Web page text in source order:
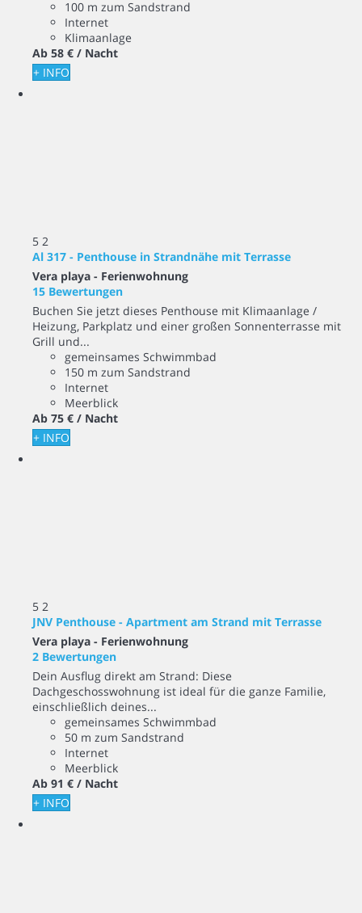
100 m zum Sandstrand
Internet
Klimaanlage
Ab 58 € / Nacht
+ INFO
5 2
Al 317 - Penthouse in Strandnähe mit Terrasse
Vera playa - Ferienwohnung
15 Bewertungen
Buchen Sie jetzt dieses Penthouse mit Klimaanlage /
Heizung, Parkplatz und einer großen Sonnenterrasse mit
Grill und...
gemeinsames Schwimmbad
150 m zum Sandstrand
Internet
Meerblick
Ab 75 € / Nacht
+ INFO
5 2
JNV Penthouse - Apartment am Strand mit Terrasse
Vera playa - Ferienwohnung
2 Bewertungen
Dein Ausflug direkt am Strand: Diese
Dachgeschosswohnung ist ideal für die ganze Familie,
einschließlich deines...
gemeinsames Schwimmbad
50 m zum Sandstrand
Internet
Meerblick
Ab 91 € / Nacht
+ INFO